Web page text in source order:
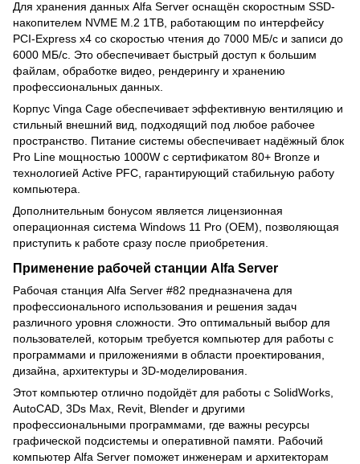
Для хранения данных Alfa Server оснащён скоростным SSD-
накопителем NVME M.2 1TB, работающим по интерфейсу
PCI-Express x4 со скоростью чтения до 7000 МБ/с и записи до
6000 МБ/с. Это обеспечивает быстрый доступ к большим
файлам, обработке видео, рендерингу и хранению
профессиональных данных.
Корпус Vinga Cage обеспечивает эффективную вентиляцию и
стильный внешний вид, подходящий под любое рабочее
пространство. Питание системы обеспечивает надёжный блок
Pro Line мощностью 1000W с сертификатом 80+ Bronze и
технологией Active PFC, гарантирующий стабильную работу
компьютера.
Дополнительным бонусом является лицензионная
операционная система Windows 11 Pro (OEM), позволяющая
приступить к работе сразу после приобретения.
Применение рабочей станции Alfa Server
Рабочая станция Alfa Server #82 предназначена для
профессионального использования и решения задач
различного уровня сложности. Это оптимальный выбор для
пользователей, которым требуется компьютер для работы с
программами и приложениями в области проектирования,
дизайна, архитектуры и 3D-моделирования.
Этот компьютер отлично подойдёт для работы с SolidWorks,
AutoCAD, 3Ds Max, Revit, Blender и другими
профессиональными программами, где важны ресурсы
графической подсистемы и оперативной памяти. Рабочий
компьютер Alfa Server поможет инженерам и архитекторам